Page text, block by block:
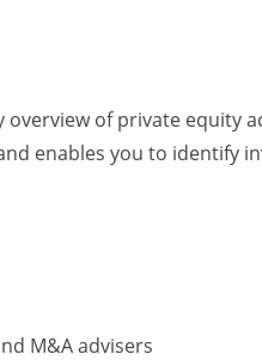
ist ein
besteht seit fast 30 Jahren
of private equity
enables you to identify
M&A advisers